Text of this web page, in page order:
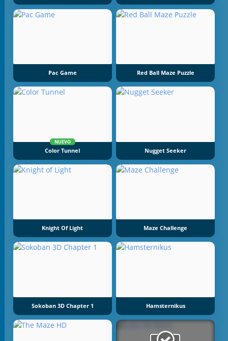
Pac Game Red Ball Maze Puzzle
NUEVO
Color Tunnel Nugget Seeker
Knight Of Light Maze Challenge
Sokoban 3D Chapter 1 Hamsternikus